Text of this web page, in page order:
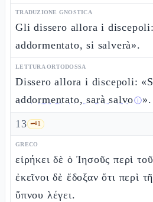
TRADUZIONE GNOSTICA
Gli dissero allora i
addormentato, si salverà».
LETTURA ORTODOSSA
Dissero allora i discepoli:
addormentato, sarà salvoⓘ».
13 🗝️1
GRECO
εἰρήκει δὲ ὁ Ἰησοῦς περὶ
ἐκεῖνοι δὲ ἔδοξαν ὅτι περὶ
ὕπνου λέγει.